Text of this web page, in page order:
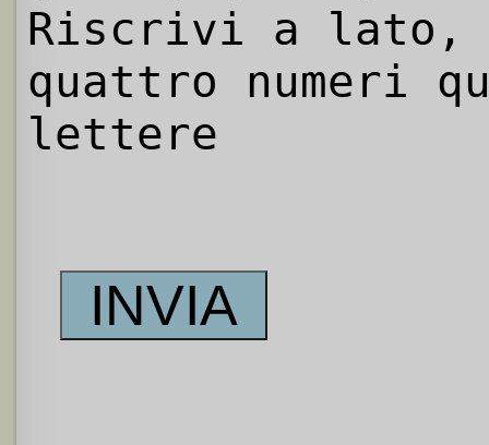
Riscrivi a
quattro numeri
lettere